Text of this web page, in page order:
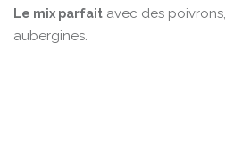
Le mix parfait avec des
aubergines.